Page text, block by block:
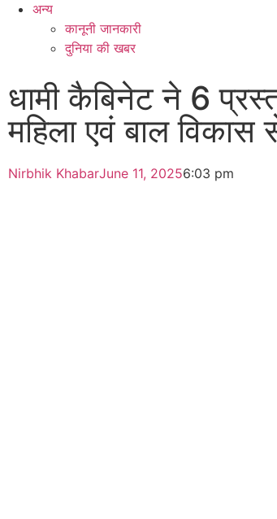
अन्य
कानूनी जानकारी
दुनिया की खबर
धामी कैबिनेट ने 6
महिला एवं बाल
Nirbhik KhabarJune 11, 20256:03 pm